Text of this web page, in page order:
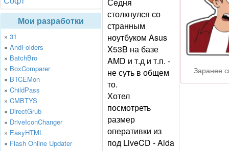
Мои разработки
» 31
» AndFolders
» BatchBro
» BoxComparer
» BTCEMon
» ChildPass
» CMBTYS
» DirectGrub
» DriveIconChanger
» EasyHTML
» Flash Online Updater
столкнулся со
странным
ноутбуком Asus
X53B на базе
AMD и т.д и т.п. -
не суть в общем
то.
Хотел
посмотреть
размер
оперативки из
под LiveCD - Aida
Заранее